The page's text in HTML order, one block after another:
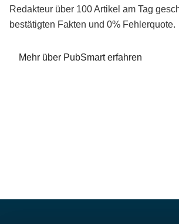
Redakteur über 100 Artikel am Tag
bestätigten Fakten und 0% Fehlerquote.
Mehr über PubSmart erfahren